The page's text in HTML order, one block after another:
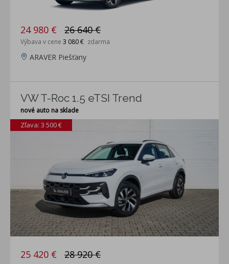
24 980 € 26 640 €
Výbava v cene 3 080 € zdarma
ARAVER Piešťany
VW T-Roc 1.5 eTSI Trend
nové auto na sklade
Zľava: 3 500 €
25 420 € 28 920 €